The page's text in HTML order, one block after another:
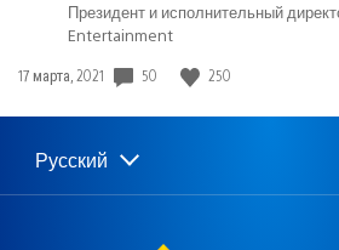
Президент и исполнительный
Entertainment
Дата
17 марта, 2021 50 250
Выбор
Выбранный
Русский